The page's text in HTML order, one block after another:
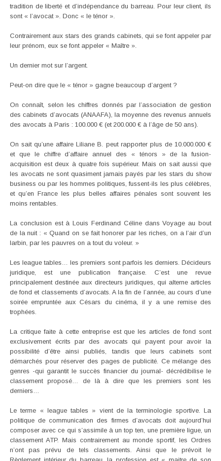
tradition de liberté et d’indépendance du barreau. Pour leur client, ils
sont « l’avocat ». Donc « le ténor ».
Contrairement aux stars des grands cabinets, qui se font appeler par
leur prénom, eux se font appeler « Maître ».
Un dernier mot sur l’argent.
Peut-on dire que le « ténor » gagne beaucoup d’argent ?
On connaît, selon les chiffres donnés par l’association de gestion
des cabinets d’avocats (ANAAFA), la moyenne des revenus annuels
des avocats à Paris : 100.000 € (et 200.000 € à l’âge de 50 ans).
On sait qu’une affaire Liliane B. peut rapporter plus de 10.000.000 €
et que le chiffre d’affaire annuel des « ténors » de la fusion-
acquisition est deux à quatre fois supérieur. Mais on sait aussi que
les avocats ne sont quasiment jamais payés par les stars du show
business ou par les hommes politiques, fussent-ils les plus célèbres,
et qu’en France les plus belles affaires pénales sont souvent les
moins rentables.
La conclusion est à Louis Ferdinand Céline dans Voyage au bout
de la nuit : « Quand on se fait honorer par les riches, on a l’air d’un
larbin, par les pauvres on a tout du voleur. »
Les league tables… les premiers sont parfois les derniers. Décideurs
juridique, est une publication française. C’est une revue
principalement destinée aux directeurs juridiques, qui alterne articles
de fond et classements d’avocats. A la fin de l’année, au cours d’une
soirée empruntée aux Césars du cinéma, il y a une remise des
trophées.
La critique faite à cette entreprise est que les articles de fond sont
exclusivement écrits par des avocats qui payent pour avoir la
possibilité d’être ainsi publiés, tandis que leurs cabinets sont
démarchés pour réserver des pages de publicité. Ce mélange des
genres -qui garantit le succès financier du journal- décrédibilise le
classement proposé… de là à dire que les premiers sont les
derniers…
Le terme « league tables » vient de la terminologie sportive. La
politique de communication des firmes d’avocats doit aujourd’hui
composer avec ce qui s’assimile à un top ten, une première ligue, un
classement ATP. Mais contrairement au monde sportif, les Ordres
n’ont pas prévu de tels classements. Ainsi que le prévoit le